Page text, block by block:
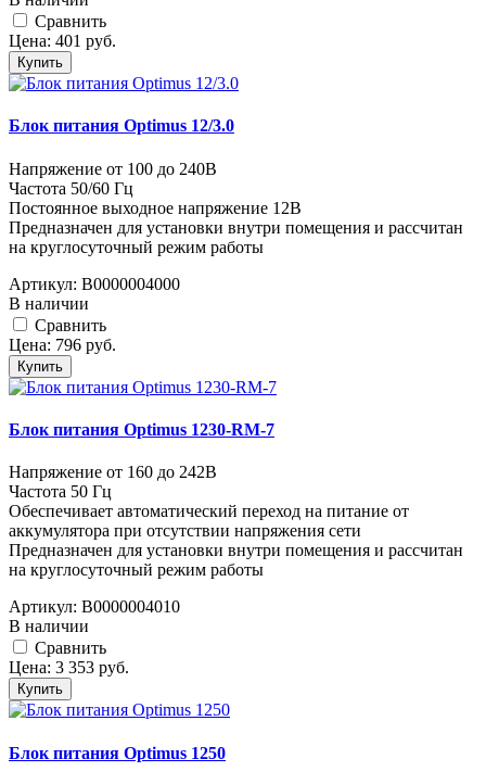
Cравнить
Цена: 401 руб.
Купить
Блок питания Optimus 12/3.0
Напряжение от 100 до 240В
Частота 50/60 Гц
Постоянное выходное напряжение 12В
Предназначен для установки внутри помещения и рассчитан
на круглосуточный режим работы
Артикул: В0000004000
В наличии
Cравнить
Цена: 796 руб.
Купить
Блок питания Optimus 1230-RM-7
Напряжение от 160 до 242В
Частота 50 Гц
Обеспечивает автоматический переход на питание от
аккумулятора при отсутствии напряжения сети
Предназначен для установки внутри помещения и рассчитан
на круглосуточный режим работы
Артикул: В0000004010
В наличии
Cравнить
Цена: 3 353 руб.
Купить
Блок питания Optimus 1250